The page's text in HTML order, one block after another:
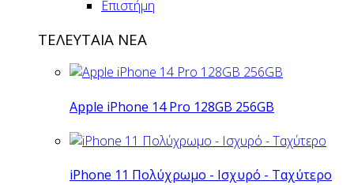
Επιστήμη
ΤΕΛΕΥΤΑΙΑ ΝΕΑ
Apple iPhone 14 Pro 128GB 256GB
iPhone 11 Πολύχρωμο - Ισχυρό - Ταχύτερο